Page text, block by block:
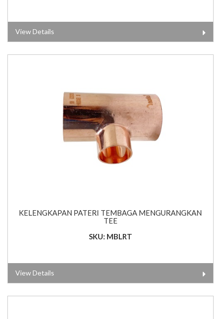
View Details
KELENGKAPAN PATERI TEMBAGA MENGURANGKAN
TEE
SKU: MBLRT
View Details